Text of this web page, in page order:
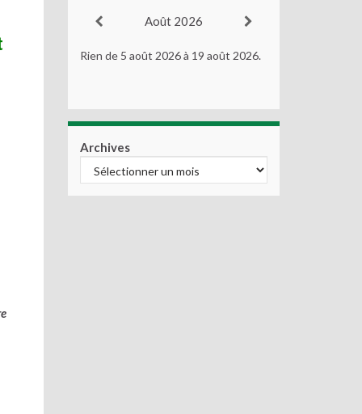
Août 2026
Rien de 5 août 2026 à 19 août 2026.
Archives